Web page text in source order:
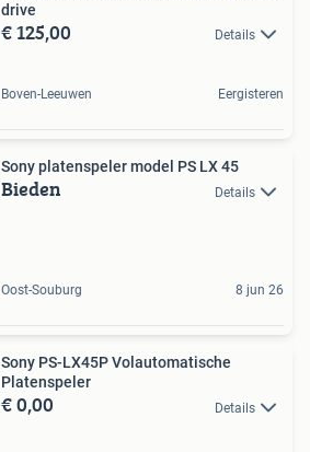
drive
€ 125,00 Details
Boven-Leeuwen Eergisteren
Sony platenspeler model PS LX 45
Bieden Details
Oost-Souburg 8 jun 26
Sony PS-LX45P Volautomatische
Platenspeler
€ 0,00 Details